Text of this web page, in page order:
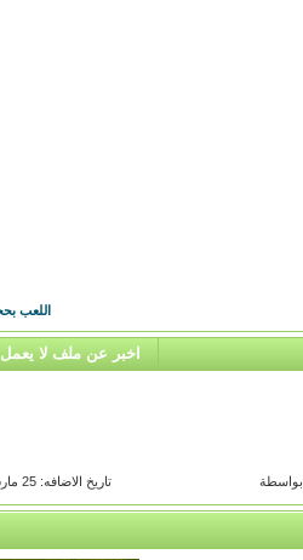
اخبر عن ملف لا يعمل
تاريخ الاضافه: 25 مارس 2014